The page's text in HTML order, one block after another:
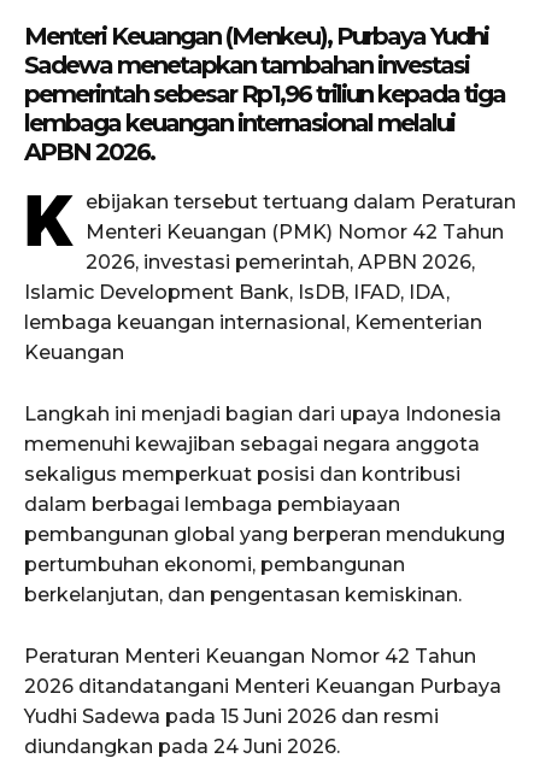
Menteri Keuangan (Menkeu), Purbaya Yudhi
Sadewa menetapkan tambahan investasi
pemerintah sebesar Rp1,96 triliun kepada tiga
lembaga keuangan internasional melalui
APBN 2026.
K ebijakan tersebut tertuang dalam Peraturan
Menteri Keuangan (PMK) Nomor 42 Tahun
2026, investasi pemerintah, APBN 2026,
Islamic Development Bank, IsDB, IFAD, IDA,
lembaga keuangan internasional, Kementerian
Keuangan
Langkah ini menjadi bagian dari upaya Indonesia
memenuhi kewajiban sebagai negara anggota
sekaligus memperkuat posisi dan kontribusi
dalam berbagai lembaga pembiayaan
pembangunan global yang berperan mendukung
pertumbuhan ekonomi, pembangunan
berkelanjutan, dan pengentasan kemiskinan.
Peraturan Menteri Keuangan Nomor 42 Tahun
2026 ditandatangani Menteri Keuangan Purbaya
Yudhi Sadewa pada 15 Juni 2026 dan resmi
diundangkan pada 24 Juni 2026.